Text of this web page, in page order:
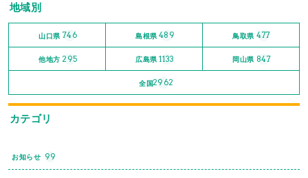
地域別
山口県 746 島根県 489 鳥取県 477
他地方 295 広島県 1133 岡山県 847
全国2962
カテゴリ
お知らせ 99